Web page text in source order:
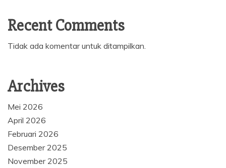
Recent Comments
Tidak ada komentar untuk ditampilkan.
Archives
Mei 2026
April 2026
Februari 2026
Desember 2025
November 2025